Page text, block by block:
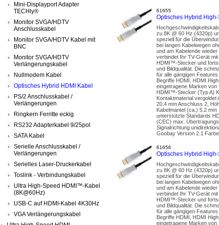
Mini-Displayport Adapter
TECHly®
Monitor SVGA/HDTV
Anschlusskabel
Monitor SVGA/HDTV Kabel mit
BNC
Monitor SVGA/HDTV
Verlängerungskabel
Nullmodem Kabel
Optisches Hybrid HDMI Kabel
PS/2 Anschlusskabel /
Verlängerungen
Ringkern Ferritte eckig
RS232 Adapterkabel 9/25pol
SATA Kabel
Serielle Anschlusskabel /
Verlängerungen
Serielles Laser-Druckerkabel
Toslink - Verbindungskabel
Ultra High-Speed HDMI™-Kabel
(8K@60Hz)
USB-C auf HDMI-Kabel 4K30Hz
VGA Verlängerungskabel
61655
Optisches Hybrid
zu 8K @ 60 Hz (4320p)
speziell für die
bei langen Kabelwegen
und am Kabelende
verbindet Ihr TV-Gerät
HDMI™-Stecker und
und Bildqualität. Die
für alle gängigen
Begriffe HDMI, HDMI
eingetragene Marken
HDMI™-Stecker (Typ A)
Kontaktmaterial
20.4 mm Anschluss 2,
Kabelmantel (ca.) 5.2
unterstützte Standards
(CEC) max.
Signalrichtung
Goobay Version 2.1
61656
Optisches Hybrid
zu 8K @ 60 Hz (4320p)
speziell für die
bei langen Kabelwegen
und am Kabelende
verbindet Ihr TV-Gerät
HDMI™-Stecker und
und Bildqualität. Die
für alle gängigen
Begriffe HDMI, HDMI
eingetragene Marken